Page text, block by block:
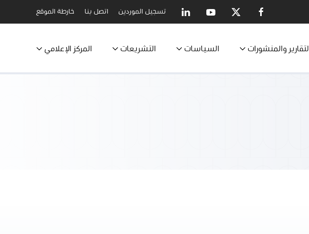
تسجيل الموردين اتصل بنا خارطة الموقع
التقارير والمنشورات السياسات التشريعات المركز الإعلامي